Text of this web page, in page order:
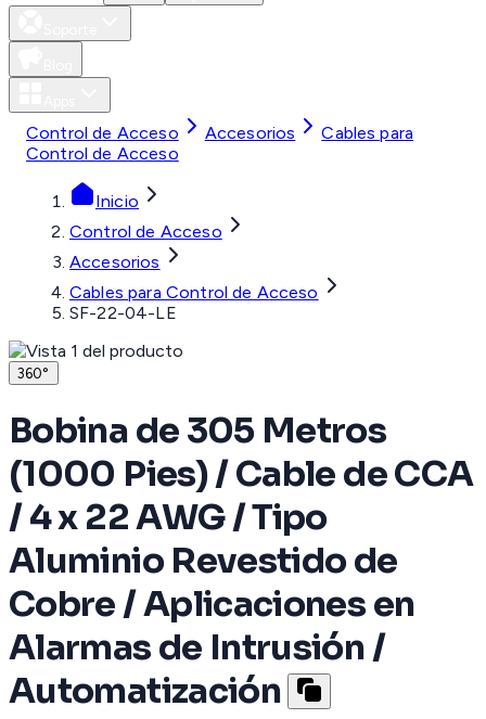
Control de Acceso Accesorios
Cables para
Control de Acceso
Inicio
Control de Acceso
Accesorios
Cables para Control de Acceso
SF-22-04-LE
360°
Bobina de 305 Metros
(1000 Pies) / Cable de CCA
/ 4 x 22 AWG / Tipo
Aluminio Revestido de
Cobre / Aplicaciones en
Alarmas de Intrusión /
Automatización